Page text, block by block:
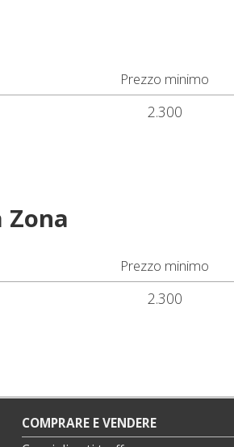
Prezzo minimo
2.300
Zona
Prezzo minimo
2.300
COMPRARE E VENDERE